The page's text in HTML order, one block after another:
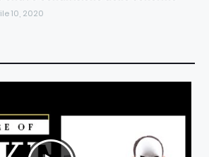
10, 2020